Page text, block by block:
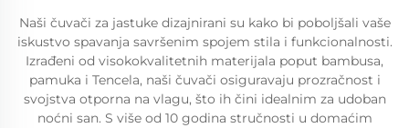
Naši čuvači za jastuke dizajnirani su kako bi poboljšali vaše
iskustvo spavanja savršenim spojem stila i funkcionalnosti.
Izrađeni od visokokvalitetnih materijala poput bambusa,
pamuka i Tencela, naši čuvači osiguravaju prozračnost i
svojstva otporna na vlagu, što ih čini idealnim za udoban
noćni san. S više od 10 godina stručnosti u domaćim